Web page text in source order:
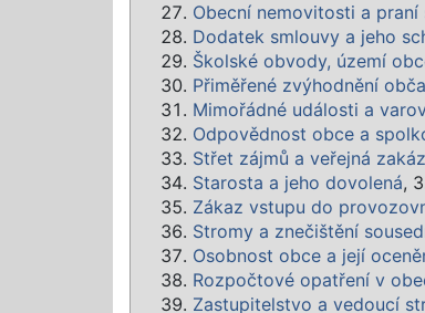
Obecní nemovitosti a praní
Dodatek smlouvy a jeho
Školské obvody, území
Přiměřené zvýhodnění
Mimořádné události a
Odpovědnost obce a
Střet zájmů a veřejná
Starosta a jeho dovolená,
Zákaz vstupu do
Stromy a znečištění
Osobnost obce a její
Rozpočtové opatření v
Zastupitelstvo a vedoucí